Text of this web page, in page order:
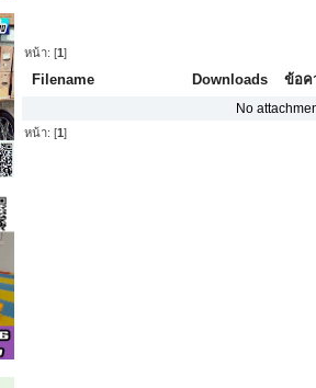
หน้า: [1]
Filename Downloads ข้อค
No
หน้า: [1]